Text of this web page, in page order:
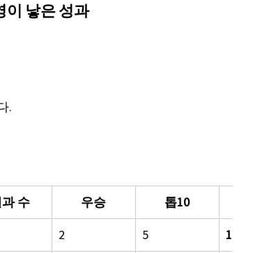
이 낳은 성과
.
수 우승 톱10
2 5 1,375.92